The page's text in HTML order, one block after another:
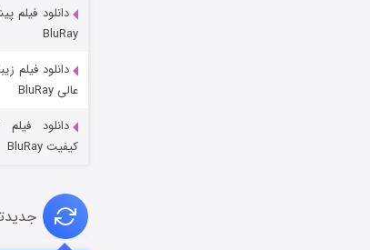
دانلود فیلم
BluRay
دانلود فیلم
عالی BluRay
دانلود
کیفیت BluRay